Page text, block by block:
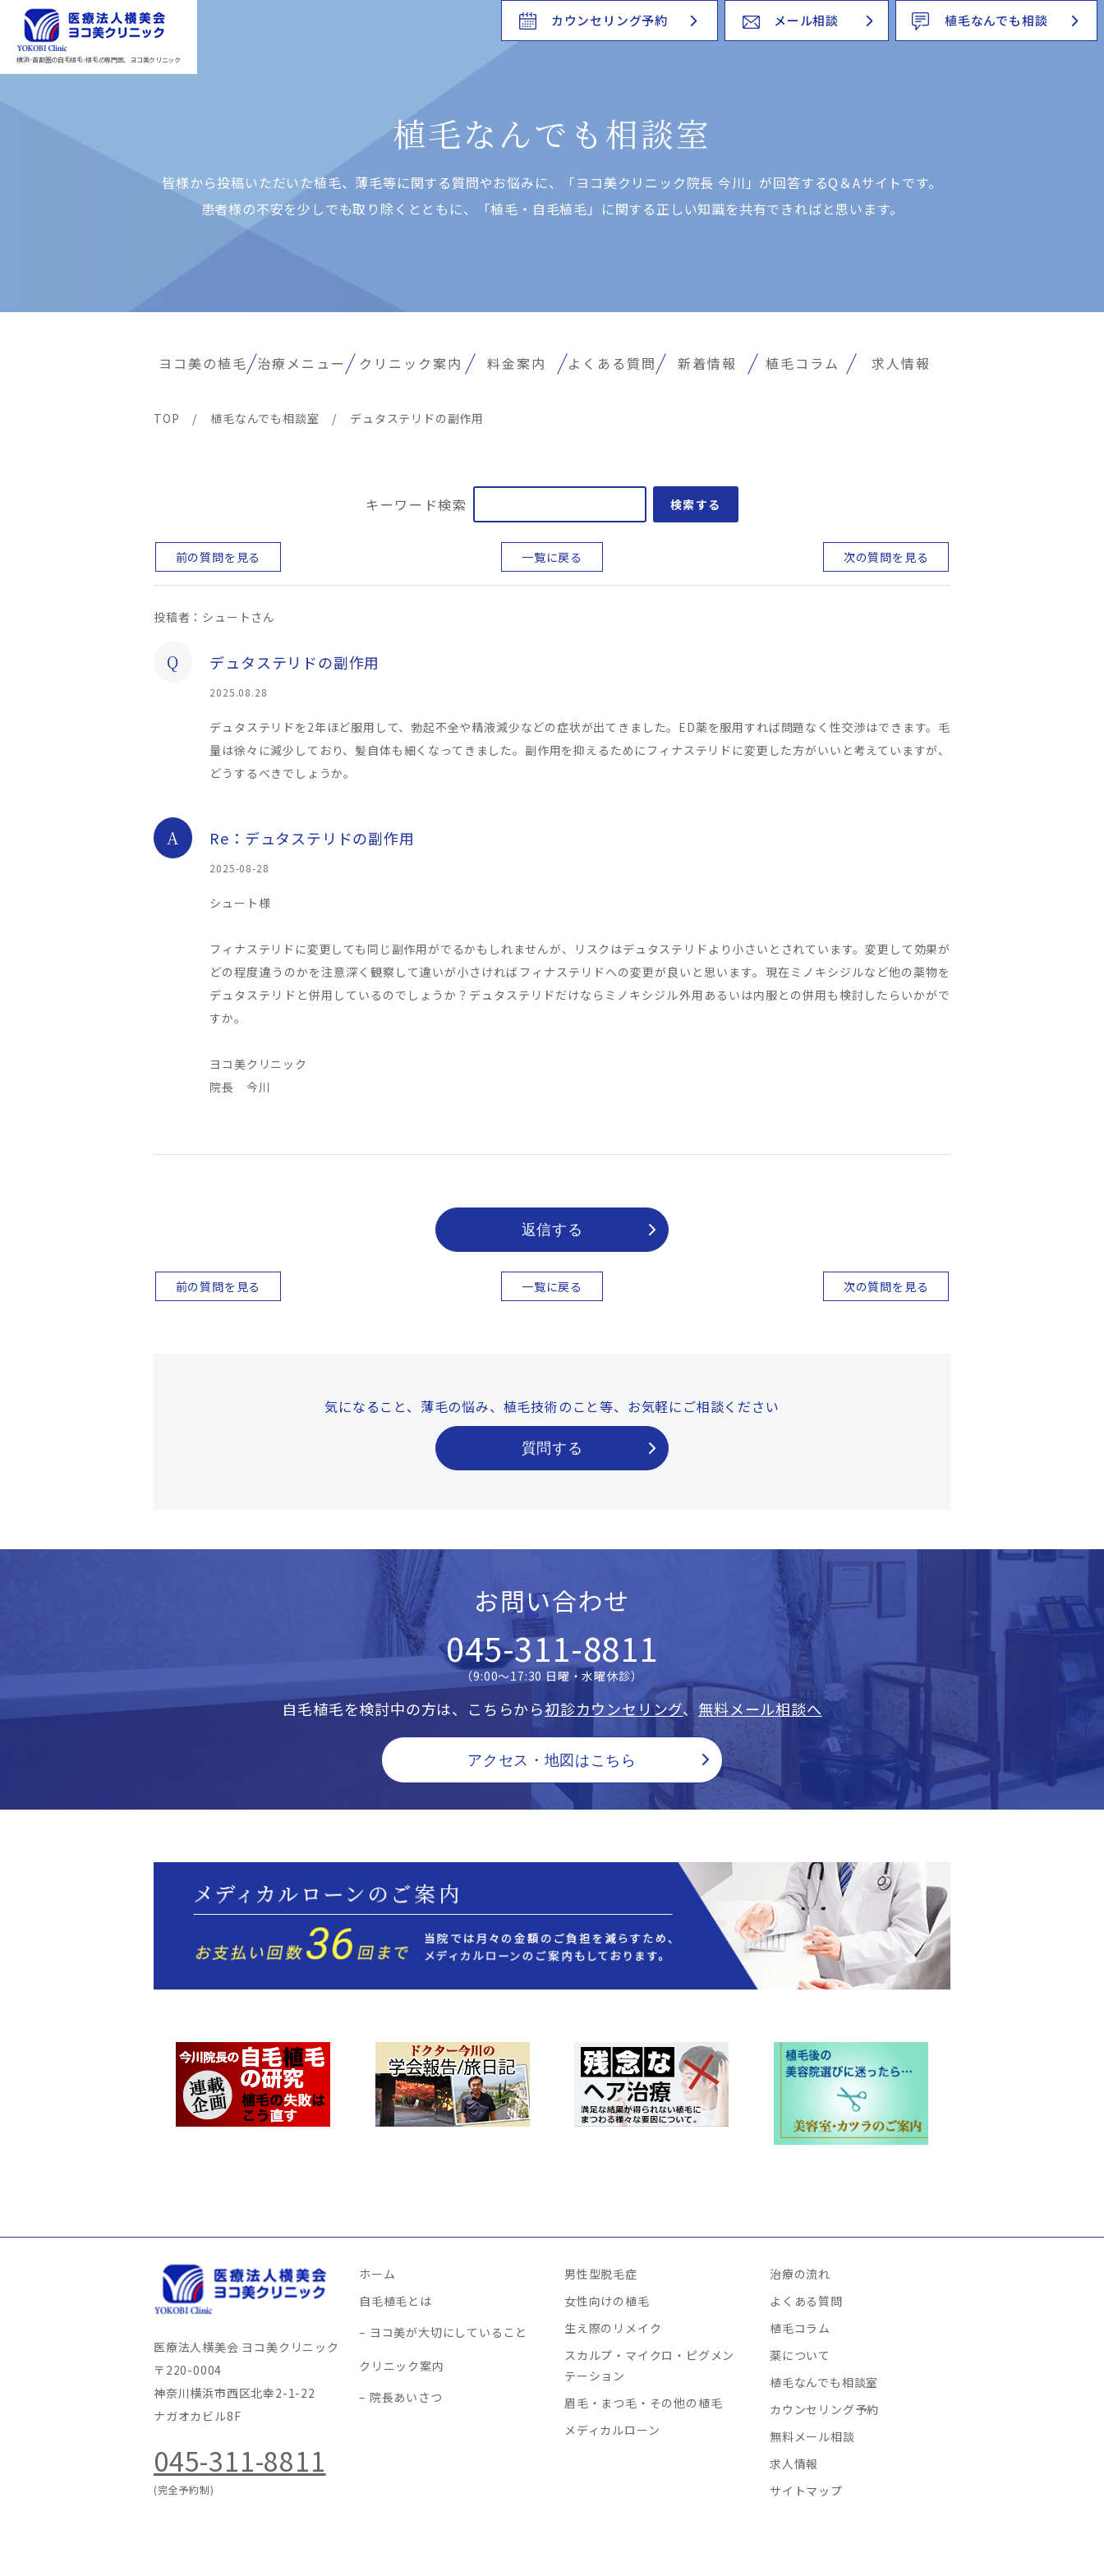
横浜･首都圏の自毛植毛･植毛の専門医、ヨコ美クリニック
カウンセリング予約 メール相談 植毛なんでも相談
植毛なんでも相談室
皆様から投稿いただいた植⽑、薄⽑等に関する質問やお悩みに、「ヨコ美クリニック院⻑ 今川」が回答するQ＆Aサイトです。
患者様の不安を少しでも取り除くとともに、「植⽑・⾃⽑植⽑」に関する正しい知識を共有できればと思います。
ヨコ美の植毛 治療メニュー クリニック案内 料金案内 よくある質問 新着情報 植毛コラム 求人情報
TOP / 植毛なんでも相談室 / デュタステリドの副作用
キーワード検索 検索する
前の質問を見る 一覧に戻る 次の質問を見る
投稿者：シュートさん
Q デュタステリドの副作用
2025.08.28
デュタステリドを2年ほど服用して、勃起不全や精液減少などの症状が出てきました。ED薬を服用すれば問題なく性交渉はできます。毛
量は徐々に減少しており、髪自体も細くなってきました。副作用を抑えるためにフィナステリドに変更した方がいいと考えていますが、
どうするべきでしょうか。
A Re：デュタステリドの副作用
2025-08-28
シュート様
フィナステリドに変更しても同じ副作用がでるかもしれませんが、リスクはデュタステリドより小さいとされています。変更して効果が
どの程度違うのかを注意深く観察して違いが小さければフィナステリドへの変更が良いと思います。現在ミノキシジルなど他の薬物を
デュタステリドと併用しているのでしょうか？デュタステリドだけならミノキシジル外用あるいは内服との併用も検討したらいかがで
すか。
ヨコ美クリニック
院長 今川
返信する
前の質問を見る 一覧に戻る 次の質問を見る
気になること、薄毛の悩み、 植毛技術のこと等、 お気軽にご相談ください
質問する
お問い合わせ
045-311-8811
（9:00〜17:30 日曜・水曜休診）
自毛植毛を検討中の方は、こちらから初診カウンセリング、 無料メール相談へ
アクセス・地図はこちら
医療法人横美会 ヨコ美クリニック
〒220-0004
神奈川横浜市西区北幸2-1-22
ナガオカビル8F
045-311-8811
(完全予約制)
ホーム
自毛植毛とは
ヨコ美が大切にしていること
クリニック案内
院長あいさつ
男性型脱毛症
女性向けの植毛
生え際のリメイク
スカルプ・マイクロ・ピグメン
テーション
眉毛・まつ毛・その他の植毛
メディカルローン
治療の流れ
よくある質問
植毛コラム
薬について
植毛なんでも相談室
カウンセリング予約
無料メール相談
求人情報
サイトマップ